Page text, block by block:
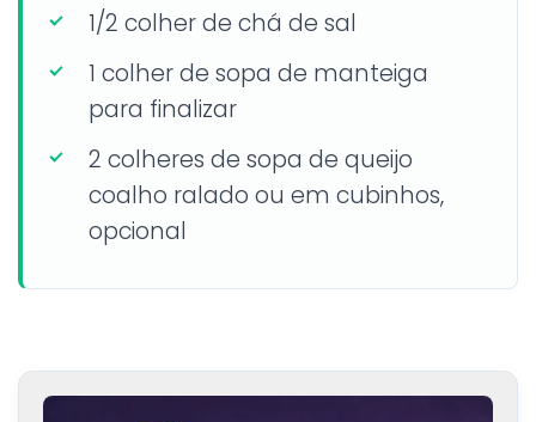
1/2 colher de chá de sal
1 colher de sopa de manteiga
para finalizar
2 colheres de sopa de queijo
coalho ralado ou em cubinhos,
opcional